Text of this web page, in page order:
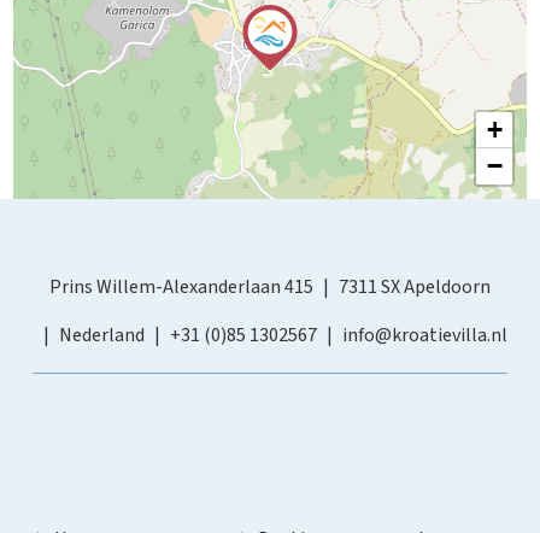
+
−
Prins Willem-Alexanderlaan 415
7311 SX Apeldoorn
Nederland
+31 (0)85 1302567 info@kroatievilla.nl